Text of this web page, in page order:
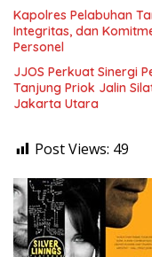
Kapolres Pelabuhan
Integritas, dan
Personel
JJOS Perkuat Sinergi
Tanjung Priok Jalin
Jakarta Utara
Post Views: 49